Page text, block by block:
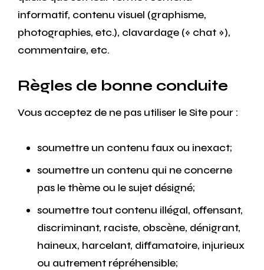
informatif, contenu visuel (graphisme,
photographies, etc.), clavardage (« chat »),
commentaire, etc.
Règles de bonne conduite
Vous acceptez de ne pas utiliser le Site pour :
soumettre un contenu faux ou inexact;
soumettre un contenu qui ne concerne
pas le thème ou le sujet désigné;
soumettre tout contenu illégal, offensant,
discriminant, raciste, obscène, dénigrant,
haineux, harcelant, diffamatoire, injurieux
ou autrement répréhensible;